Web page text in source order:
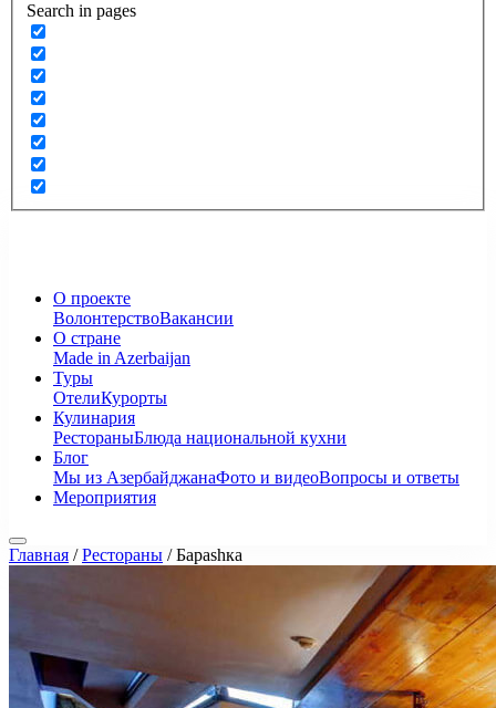
Search in pages
О проекте
ВолонтерствоВакансии
О стране
Made in Azerbaijan
Туры
ОтелиКурорты
Кулинария
РестораныБлюда национальной кухни
Блог
Мы из АзербайджанаФото и видеоВопросы и ответы
Мероприятия
Главная /Рестораны /Бараshка